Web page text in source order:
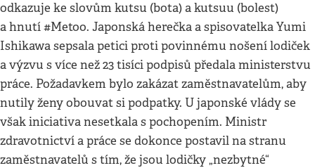
odkazuje ke slovům kutsu (bota) a kutsuu (bolest)
a hnutí #Metoo. Japonská herečka a spisovatelka Yumi
Ishikawa sepsala petici proti povinnému nošení lodiček
a výzvu s více než 23 tisíci podpisů předala ministerstvu
práce. Požadavkem bylo zakázat zaměstnavatelům, aby
nutily ženy obouvat si podpatky. U japonské vlády se
však iniciativa nesetkala s pochopením. Ministr
zdravotnictví a práce se dokonce postavil na stranu
zaměstnavatelů s tím, že jsou lodičky „nezbytné“